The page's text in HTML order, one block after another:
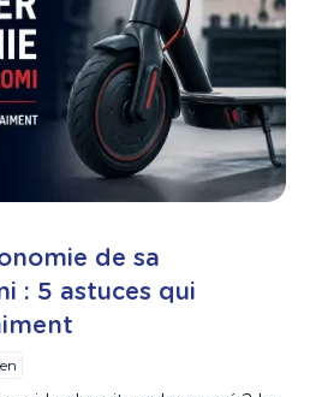
de sa
: 5 astuces qui